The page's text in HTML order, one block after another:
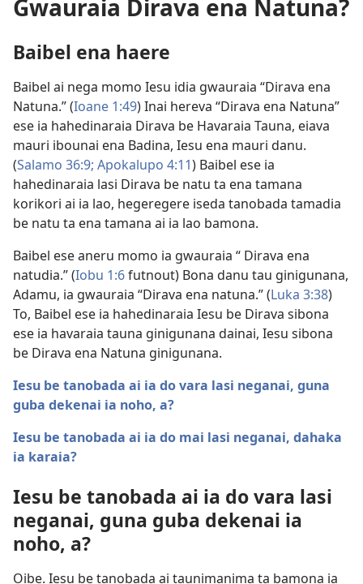
Gwauraia Dirava ena Natuna?
Baibel ena haere
Baibel ai nega momo Iesu idia gwauraia “Dirava ena
Natuna.” (Ioane 1:49) Inai hereva “Dirava ena Natuna”
ese ia hahedinaraia Dirava be Havaraia Tauna, eiava
mauri ibounai ena Badina, Iesu ena mauri danu.
(Salamo 36:9; Apokalupo 4:11) Baibel ese ia
hahedinaraia lasi Dirava be natu ta ena tamana
korikori ai ia lao, hegeregere iseda tanobada tamadia
be natu ta ena tamana ai ia lao bamona.
Baibel ese aneru momo ia gwauraia “ Dirava ena
natudia.” (Iobu 1:6futnout) Bona danu tau ginigunana,
Adamu, ia gwauraia “Dirava ena natuna.” (Luka 3:38)
To, Baibel ese ia hahedinaraia Iesu be Dirava sibona
ese ia havaraia tauna ginigunana dainai, Iesu sibona
be Dirava ena Natuna ginigunana.
Iesu be tanobada ai ia do vara lasi neganai, guna
guba dekenai ia noho, a?
Iesu be tanobada ai ia do mai lasi neganai, dahaka
ia karaia?
Iesu be tanobada ai ia do vara lasi
neganai, guna guba dekenai ia
noho, a?
Oibe. Iesu be tanobada ai taunimanima ta bamona ia